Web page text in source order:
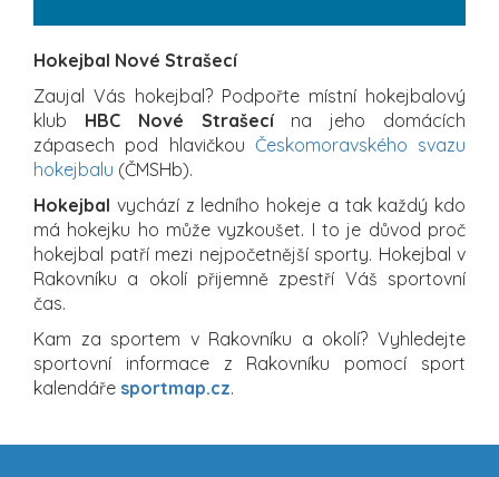
Hokejbal Nové Strašecí
Zaujal Vás hokejbal? Podpořte místní hokejbalový
klub HBC Nové Strašecína jeho domácích
zápasech pod hlavičkou Českomoravského svazu
hokejbalu (ČMSHb).
Hokejbal vychází z ledního hokeje a tak každý kdo
má hokejku ho může vyzkoušet. I to je důvod proč
hokejbal patří mezi nejpočetnější sporty. Hokejbal v
Rakovníku a okolí přijemně zpestří Váš sportovní
čas.
Kam za sportem v Rakovníku a okolí? Vyhledejte
sportovní informace z Rakovníku pomocí sport
kalendáře sportmap.cz.